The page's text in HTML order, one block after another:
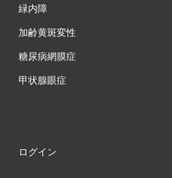
緑内障
加齢黄斑変性
糖尿病網膜症
甲状腺眼症
ログイン